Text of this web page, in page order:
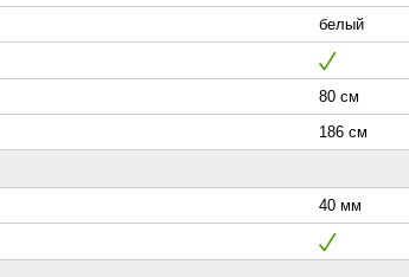
белый
80 см
186 см
40 мм